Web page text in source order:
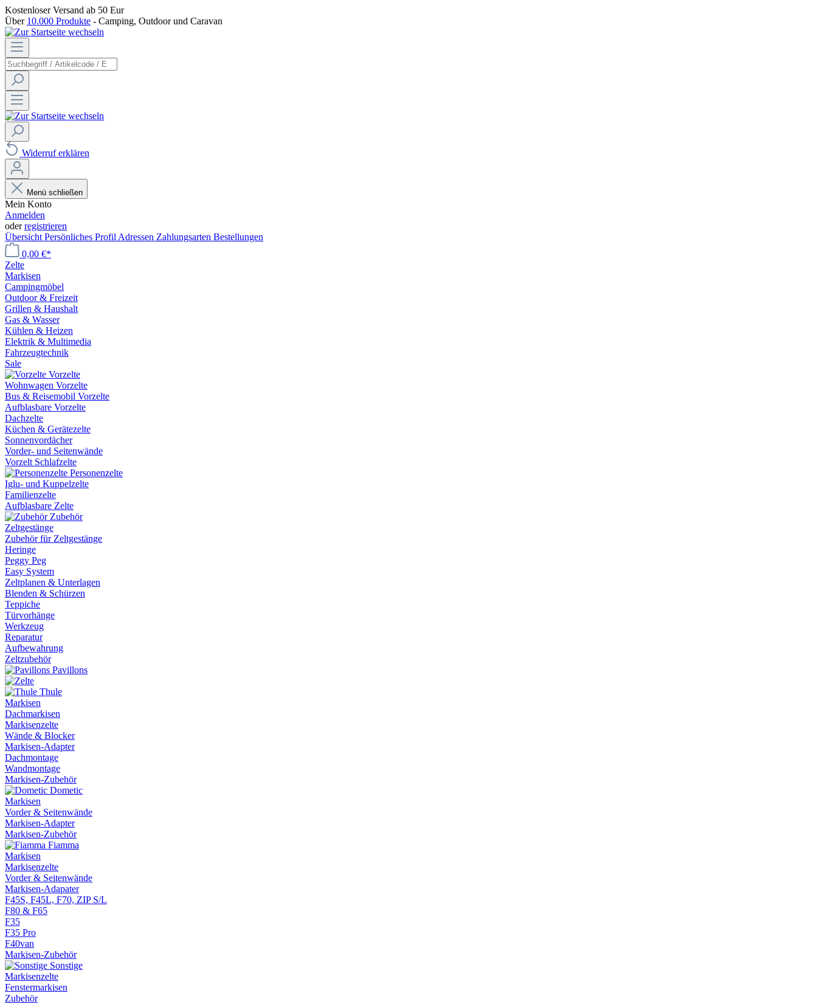
Kostenloser Versand ab 50 Eur
Über 10.000 Produkte - Camping, Outdoor und Caravan
Widerruf erklären
Menü schließen
Mein Konto
Anmelden
oderregistrieren
Übersicht Persönliches Profil Adressen Zahlungsarten Bestellungen
0,00 €*
Zelte
Markisen
Campingmöbel
Outdoor & Freizeit
Grillen & Haushalt
Gas & Wasser
Kühlen & Heizen
Elektrik & Multimedia
Fahrzeugtechnik
Sale
Vorzelte
Wohnwagen Vorzelte
Bus & Reisemobil Vorzelte
Aufblasbare Vorzelte
Dachzelte
Küchen & Gerätezelte
Sonnenvordächer
Vorder- und Seitenwände
Vorzelt Schlafzelte
Personenzelte
Iglu- und Kuppelzelte
Familienzelte
Aufblasbare Zelte
Zubehör
Zeltgestänge
Zubehör für Zeltgestänge
Heringe
Peggy Peg
Easy System
Zeltplanen & Unterlagen
Blenden & Schürzen
Teppiche
Türvorhänge
Werkzeug
Reparatur
Aufbewahrung
Zeltzubehör
Pavillons
Thule
Markisen
Dachmarkisen
Markisenzelte
Wände & Blocker
Markisen-Adapter
Dachmontage
Wandmontage
Markisen-Zubehör
Dometic
Markisen
Vorder & Seitenwände
Markisen-Adapter
Markisen-Zubehör
Fiamma
Markisen
Markisenzelte
Vorder & Seitenwände
Markisen-Adapater
F45S, F45L, F70, ZIP S/L
F80 & F65
F35
F35 Pro
F40van
Markisen-Zubehör
Sonstige
Markisenzelte
Fenstermarkisen
Zubehör